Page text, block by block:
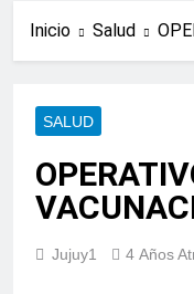
Inicio Salud
SALUD
Jujuy1 4 Años